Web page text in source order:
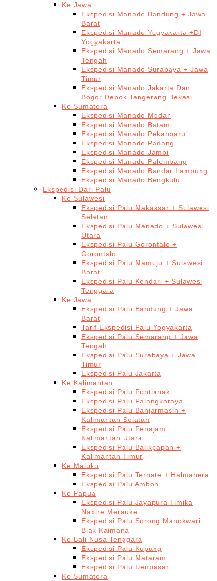
Ke Jawa
Ekspedisi Manado Bandung + Jawa
Barat
Ekspedisi Manado Yogyakarta +DI
Yogyakarta
Ekspedisi Manado Semarang + Jawa
Tengah
Ekspedisi Manado Surabaya + Jawa
Timur
Ekspedisi Manado Jakarta Dan
Bogor Depok Tangerang Bekasi
Ke Sumatera
Ekspedisi Manado Medan
Ekspedisi Manado Batam
Ekspedisi Manado Pekanbaru
Ekspedisi Manado Padang
Ekspedisi Manado Jambi
Ekspedisi Manado Palembang
Ekspedisi Manado Bandar Lampung
Ekspedisi Manado Bengkulu
Ekspedisi Dari Palu
Ke Sulawesi
Ekspedisi Palu Makassar + Sulawesi
Selatan
Ekspedisi Palu Manado + Sulawesi
Utara
Ekspedisi Palu Gorontalo +
Gorontalo
Ekspedisi Palu Mamuju + Sulawesi
Barat
Ekspedisi Palu Kendari + Sulawesi
Tenggara
Ke Jawa
Ekspedisi Palu Bandung + Jawa
Barat
Tarif Ekspedisi Palu Yogyakarta
Ekspedisi Palu Semarang + Jawa
Tengah
Ekspedisi Palu Surabaya + Jawa
Timur
Ekspedisi Palu Jakarta
Ke Kalimantan
Ekspedisi Palu Pontianak
Ekspedisi Palu Palangkaraya
Ekspedisi Palu Banjarmasin +
Kalimantan Selatan
Ekspedisi Palu Penajam +
Kalimantan Utara
Ekspedisi Palu Balikpapan +
Kalimantan Timur
Ke Maluku
Ekspedisi Palu Ternate + Halmahera
Ekspedisi Palu Ambon
Ke Papua
Ekspedisi Palu Jayapura Timika
Nabire Merauke
Ekspedisi Palu Sorong Manokwari
Biak Kaimana
Ke Bali Nusa Tenggara
Ekspedisi Palu Kupang
Ekspedisi Palu Mataram
Ekspedisi Palu Denpasar
Ke Sumatera